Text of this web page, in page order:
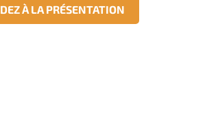
À LA PRÉSENTATION